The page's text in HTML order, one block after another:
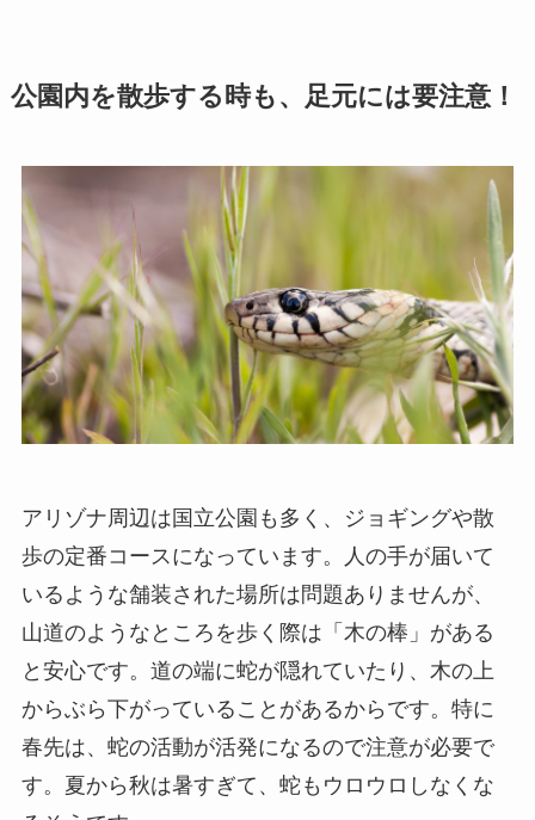
公園内を散歩する時も、足元には要注意！
アリゾナ周辺は国立公園も多く、ジョギングや散
歩の定番コースになっています。人の手が届いて
いるような舗装された場所は問題ありませんが、
山道のようなところを歩く際は「木の棒」がある
と安心です。道の端に蛇が隠れていたり、木の上
からぶら下がっていることがあるからです。特に
春先は、蛇の活動が活発になるので注意が必要で
す。夏から秋は暑すぎて、蛇もウロウロしなくな